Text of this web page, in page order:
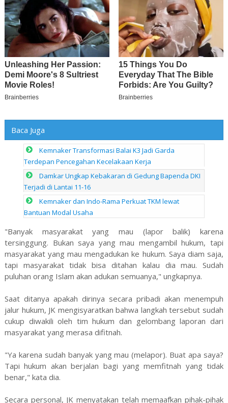
Baca Juga
Kemnaker Transformasi Balai K3 Jadi Garda
Terdepan Pencegahan Kecelakaan Kerja
Damkar Ungkap Kebakaran di Gedung Bapenda DKI
Terjadi di Lantai 11-16
Kemnaker dan Indo-Rama Perkuat TKM lewat
Bantuan Modal Usaha
"Banyak masyarakat yang mau (lapor balik) karena
tersinggung. Bukan saya yang mau mengambil hukum, tapi
masyarakat yang mau mengadukan ke hukum. Saya diam saja,
tapi masyarakat tidak bisa ditahan kalau dia mau. Sudah
puluhan orang Islam akan adukan semuanya," ungkapnya.
Saat ditanya apakah dirinya secara pribadi akan menempuh
jalur hukum, JK mengisyaratkan bahwa langkah tersebut sudah
cukup diwakili oleh tim hukum dan gelombang laporan dari
masyarakat yang merasa difitnah.
"Ya karena sudah banyak yang mau (melapor). Buat apa saya?
Tapi hukum akan berjalan bagi yang memfitnah yang tidak
benar," kata dia.
Secara personal, JK menyatakan telah memaafkan pihak-pihak